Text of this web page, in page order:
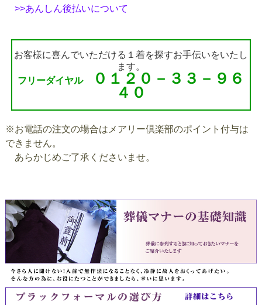
>>あんしん後払いについて
お客様に喜んでいただける１着を探すお手伝いをいたし
ます。
フリーダイヤル
０１２０－３３－９６
４０
※お電話の注文の場合はメアリー倶楽部のポイント付与は
できません。
あらかじめご了承くださいませ。